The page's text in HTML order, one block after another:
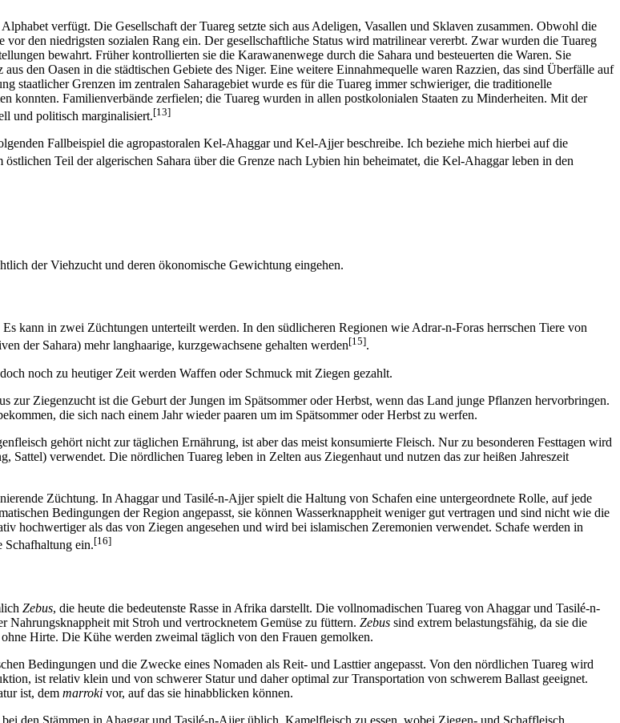
verfügt. Die Gesellschaft der Tuareg setzte sich aus Adeligen, Vasallen und Sklaven zusammen. Obwohl die
den niedrigsten sozialen Rang ein. Der gesellschaftliche Status wird matrilinear vererbt. Zwar wurden die Tuareg
bewahrt. Früher kontrollierten sie die Karawanenwege durch die Sahara und besteuerten die Waren. Sie
den Oasen in die städtischen Gebiete des Niger. Eine weitere Einnahmequelle waren Razzien, das sind Überfälle auf
staatlicher Grenzen im zentralen Saharagebiet wurde es für die Tuareg immer schwieriger, die traditionelle
konnten. Familienverbände zerfielen; die Tuareg wurden in allen postkolonialen Staaten zu Minderheiten. Mit der
und politisch marginalisiert.[13]
Fallbeispiel die agropastoralen Kel-Ahaggar und Kel-Ajjer beschreibe. Ich beziehe mich hierbei auf die
Teil der algerischen Sahara über die Grenze nach Lybien hin beheimatet, die Kel-Ahaggar leben in den
der Viehzucht und deren ökonomische Gewichtung eingehen.
kann in zwei Züchtungen unterteilt werden. In den südlicheren Regionen wie Adrar-n-Foras herrschen Tiere von
der Sahara) mehr langhaarige, kurzgewachsene gehalten werden[15].
noch zu heutiger Zeit werden Waffen oder Schmuck mit Ziegen gezahlt.
Ziegenzucht ist die Geburt der Jungen im Spätsommer oder Herbst, wenn das Land junge Pflanzen hervorbringen.
die sich nach einem Jahr wieder paaren um im Spätsommer oder Herbst zu werfen.
gehört nicht zur täglichen Ernährung, ist aber das meist konsumierte Fleisch. Nur zu besonderen Festtagen wird
verwendet. Die nördlichen Tuareg leben in Zelten aus Ziegenhaut und nutzen das zur heißen Jahreszeit
Züchtung. In Ahaggar und Tasilé-n-Ajjer spielt die Haltung von Schafen eine untergeordnete Rolle, auf jede
Bedingungen der Region angepasst, sie können Wasserknappheit weniger gut vertragen und sind nicht wie die
hochwertiger als das von Ziegen angesehen und wird bei islamischen Zeremonien verwendet. Schafe werden in
Schafhaltung ein.[16]
Zebus, die heute die bedeutenste Rasse in Afrika darstellt. Die vollnomadischen Tuareg von Ahaggar und Tasilé-n-
Nahrungsknappheit mit Stroh und vertrocknetem Gemüse zu füttern. Zebus sind extrem belastungsfähig, da sie die
Hirte. Die Kühe werden zweimal täglich von den Frauen gemolken.
Bedingungen und die Zwecke eines Nomaden als Reit- und Lasttier angepasst. Von den nördlichen Tuareg wird
ist relativ klein und von schwerer Statur und daher optimal zur Transportation von schwerem Ballast geeignet.
ist, dem marroki vor, auf das sie hinabblicken können.
den Stämmen in Ahaggar und Tasilé-n-Ajjer üblich, Kamelfleisch zu essen, wobei Ziegen- und Schaffleisch